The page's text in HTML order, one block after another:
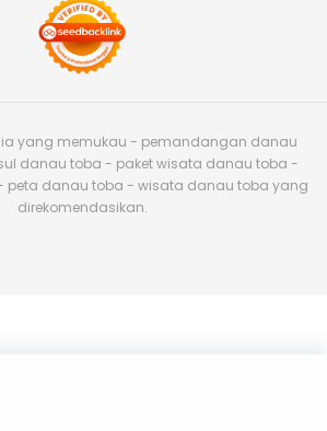
yang memukau - pemandangan danau
danau toba - paket wisata danau toba -
peta danau toba - wisata danau toba yang
direkomendasikan.